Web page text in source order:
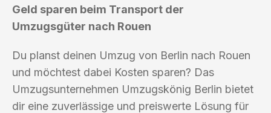
Geld sparen beim Transport der
Umzugsgüter nach Rouen
Du planst deinen Umzug von Berlin nach Rouen
und möchtest dabei Kosten sparen? Das
Umzugsunternehmen Umzugskönig Berlin bietet
dir eine zuverlässige und preiswerte Lösung für